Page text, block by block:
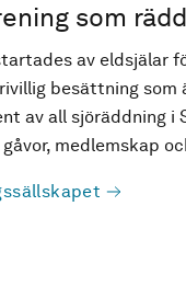
som
av eldsjälar
besättning
av all sjöräddning i
medlemskap